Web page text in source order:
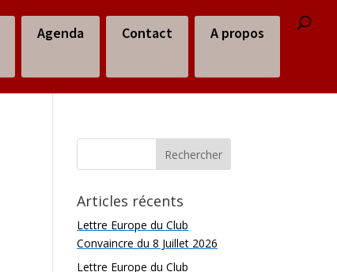
Agenda Contact A propos
Articles récents
Lettre Europe du Club
Convaincre du 8 Juillet 2026
Lettre Europe du Club